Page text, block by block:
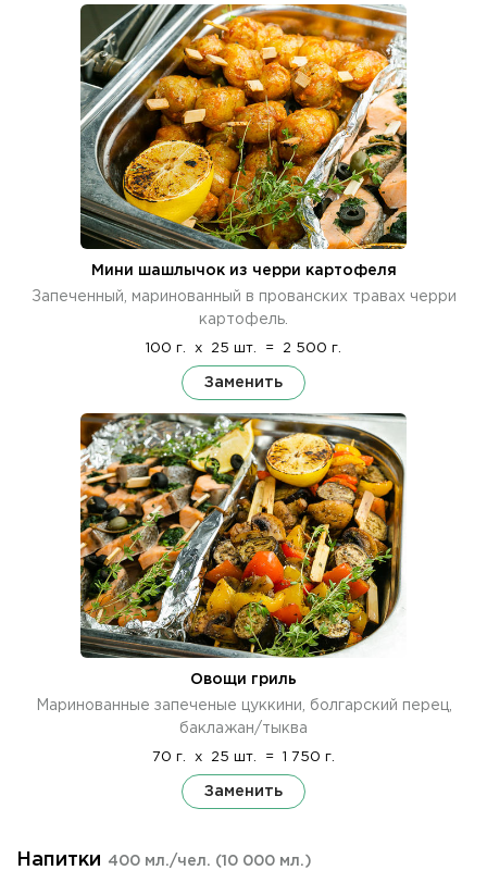
Мини шашлычок из черри картофеля
Запеченный, маринованный в прованских травах черри
картофель.
100 г. x 25 шт. = 2 500 г.
Заменить
Овощи гриль
Маринованные запеченые цуккини, болгарский перец,
баклажан/тыква
70 г. x 25 шт. = 1 750 г.
Заменить
Напитки 400 мл./чел. (10 000 мл.)